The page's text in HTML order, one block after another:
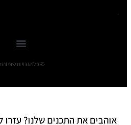
© כל הזכויות
אוהבים את התכנים שלנו? עזרו